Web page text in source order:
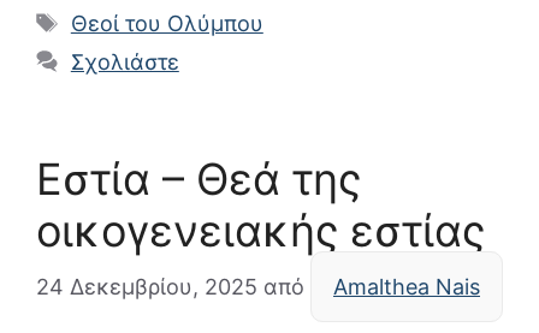
Ετικέτες
Θεοί του Ολύμπου
Σχολιάστε
Εστία – Θεά της
οικογενειακής εστίας
24 Δεκεμβρίου, 2025 από Amalthea Nais